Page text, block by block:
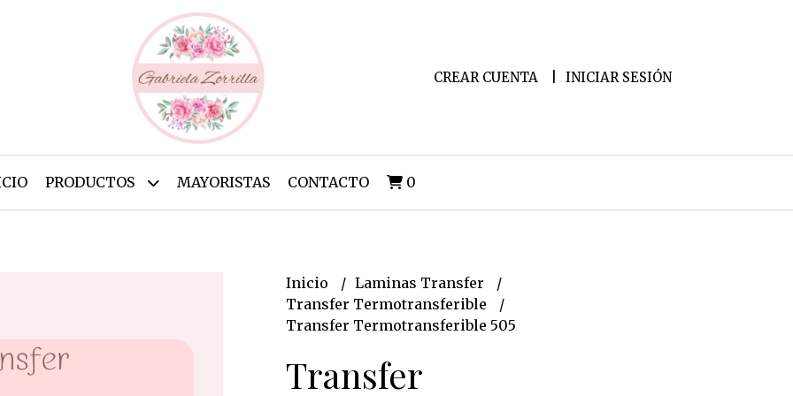
CREAR CUENTA INICIAR SESIÓN
PRODUCTOS MAYORISTAS CONTACTO 0
Inicio
Laminas Transfer
Transfer Termotransferible
Transfer Termotransferible 505
Transfer